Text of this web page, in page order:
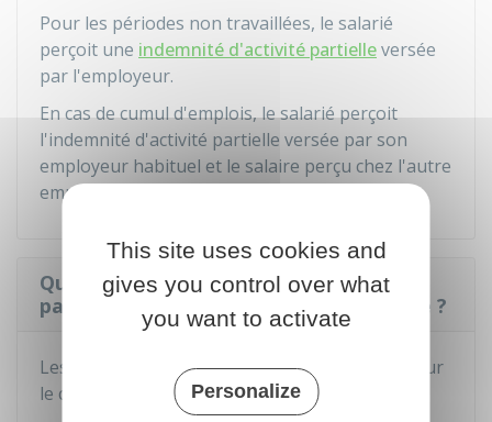
Pour les périodes non travaillées, le salarié
perçoit une indemnité d'activité partielleversée
par l'employeur.
En cas de cumul d'emplois, le salarié perçoit
l'indemnité d'activité partielle versée par son
employeur habituel et le salaire perçu chez l'autre
employeur.
Quelle est l'incidence de l'activité
partielle sur les congés payés du salarié ?
Les heures chôméessont prises en compte pour
le calcul des droits àcongés payés
This site uses cookies and
gives you control over what
you want to activate
Personalize